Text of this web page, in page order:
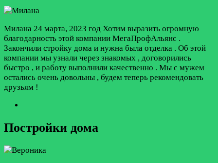
Милана 24 марта, 2023 год Хотим выразить огромную
благодарность этой компании МегаПрофАльянс .
Закончили стройку дома и нужна была отделка . Об этой
компании мы узнали через знакомых , договорились
быстро , и работу выполнили качественно . Мы с мужем
остались очень довольны , будем теперь рекомендовать
друзьям !
Постройки дома